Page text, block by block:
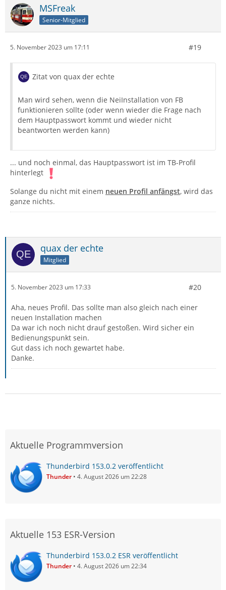
MSFreak
Senior-Mitglied
5. November 2023 um 17:11 #19
Zitat von quax der echte
Man wird sehen, wenn die NeiInstallation von FB
funktionieren sollte (oder wenn wieder die Frage nach
dem Hauptpasswort kommt und wieder nicht
beantworten werden kann)
... und noch einmal, das Hauptpasswort ist im TB-Profil
hinterlegt
Solange du nicht mit einem neuen Profil anfängst, wird das
ganze nichts.
quax der echte
Mitglied
5. November 2023 um 17:33 #20
Aha, neues Profil. Das sollte man also gleich nach einer
neuen Installation machen
Da war ich noch nicht drauf gestoßen. Wird sicher ein
Bedienungspunkt sein.
Gut dass ich noch gewartet habe.
Danke.
Aktuelle Programmversion
Thunderbird 153.0.2 veröffentlicht
Thunder 4. August 2026 um 22:28
Aktuelle 153 ESR-Version
Thunderbird 153.0.2 ESR veröffentlicht
Thunder 4. August 2026 um 22:34